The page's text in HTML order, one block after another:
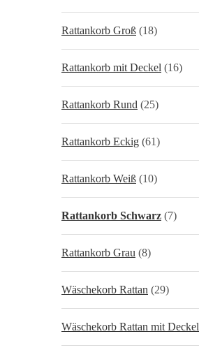
Rattankorb Groß (18)
Rattankorb mit Deckel (16)
Rattankorb Rund (25)
Rattankorb Eckig (61)
Rattankorb Weiß (10)
Rattankorb Schwarz (7)
Rattankorb Grau (8)
Wäschekorb Rattan (29)
Wäschekorb Rattan mit Deckel